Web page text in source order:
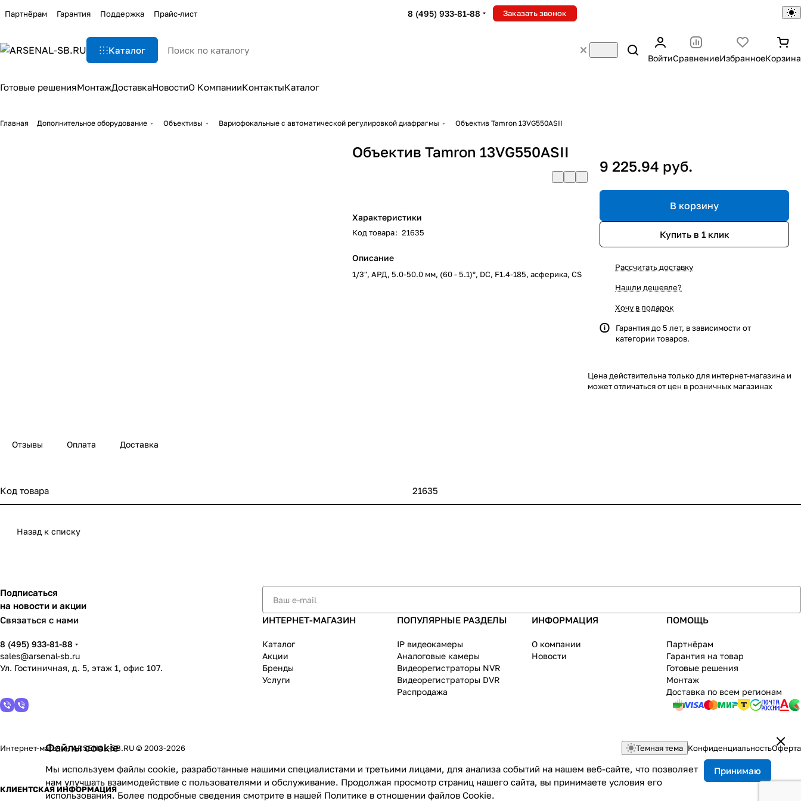
Партнёрам Гарантия Поддержка Прайс-лист 8 (495) 933-81-88 Заказать звонок
Каталог
ВойтиСравнениеИзбранноеКорзина
Готовые решенияМонтажДоставкаНовостиО КомпанииКонтактыКаталог
Главная Дополнительное оборудование Объективы Вариофокальные с автоматической регулировкой диафрагмы Объектив Tamron 13VG550ASII
Объектив Tamron 13VG550ASII
Характеристики
Код товара: 21635
Описание
1/3", АРД, 5.0-50.0 мм, (60 - 5.1)°, DC, F1.4-185, асферика, CS
9 225.94 руб.
В корзину
Купить в 1 клик
Рассчитать доставку
Нашли дешевле?
Хочу в подарок
Гарантия до 5 лет, в зависимости от
категории товаров.
Цена действительна только для интернет-магазина и
может отличаться от цен в розничных магазинах
Отзывы Оплата Доставка
Код товара 21635
Назад к списку
Подписаться
на новости и акции
Связаться с нами
8 (495) 933-81-88
sales@arsenal-sb.ru
Ул. Гостиничная, д. 5, этаж 1, офис 107.
ИНТЕРНЕТ-МАГАЗИН
Каталог
Акции
Бренды
Услуги
ПОПУЛЯРНЫЕ РАЗДЕЛЫ
IP видеокамеры
Аналоговые камеры
Видеорегистраторы NVR
Видеорегистраторы DVR
Распродажа
ИНФОРМАЦИЯ
О компании
Новости
ПОМОЩЬ
Партнёрам
Гарантия на товар
Готовые решения
Монтаж
Доставка по всем регионам
Интернет-магазин ARSENAL-SB.RU © 2003-2026 Темная тема КонфиденциальностьОферта
КЛИЕНТСКАЯ ИНФОРМАЦИЯ
Файлы cookie
Мы используем файлы cookie, разработанные нашими специалистами и третьими лицами, для анализа событий на нашем веб-сайте, что позволяет
нам улучшать взаимодействие с пользователями и обслуживание. Продолжая просмотр страниц нашего сайта, вы принимаете условия его
использования. Более подробные сведения смотрите в нашей Политике в отношении файлов Cookie.
Принимаю